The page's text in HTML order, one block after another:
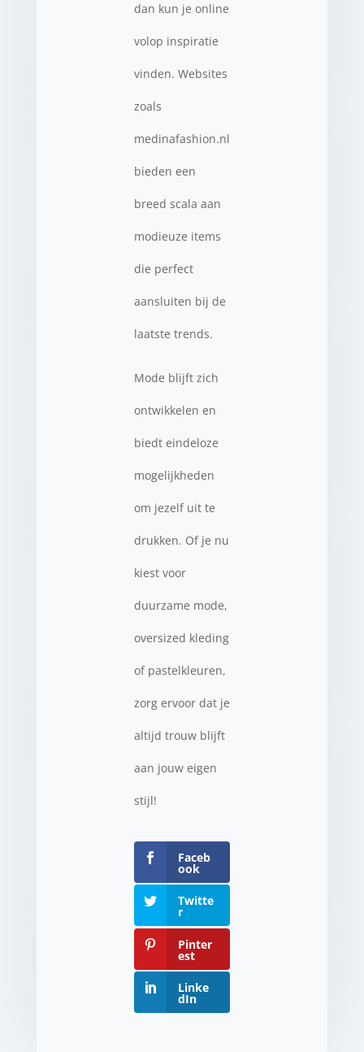
dan kun je online
volop inspiratie
vinden. Websites
zoals
medinafashion.nl
bieden een
breed scala aan
modieuze items
die perfect
aansluiten bij de
laatste trends.
Mode blijft zich
ontwikkelen en
biedt eindeloze
mogelijkheden
om jezelf uit te
drukken. Of je nu
kiest voor
duurzame mode,
oversized kleding
of pastelkleuren,
zorg ervoor dat je
altijd trouw blijft
aan jouw eigen
stijl!
Faceb
ook
Twitte
r
Pinter
est
Linke
dIn